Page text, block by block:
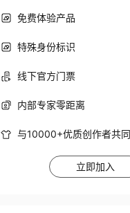
免费体验产品
特殊身份标识
线下官方门票
内部专家零距离
与10000+优质创作者共
立即加入